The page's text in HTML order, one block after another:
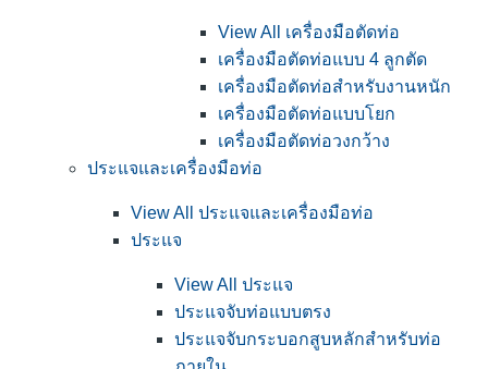
View All เครื่องมือตัดท่อ
เครื่องมือตัดท่อแบบ 4 ลูกตัด
เครื่องมือตัดท่อสำหรับงานหนัก
เครื่องมือตัดท่อแบบโยก
เครื่องมือตัดท่อวงกว้าง
ประแจและเครื่องมือท่อ
View All ประแจและเครื่องมือท่อ
ประแจ
View All ประแจ
ประแจจับท่อแบบตรง
ประแจจับกระบอกสูบหลักสำหรับท่อ